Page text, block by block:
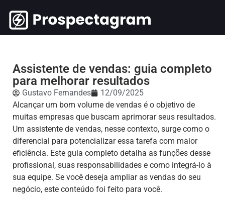
Assistente de vendas: guia completo
para melhorar resultados
Gustavo Fernandes
12/09/2025
Alcançar um bom volume de vendas é o objetivo de
muitas empresas que buscam aprimorar seus resultados.
Um assistente de vendas, nesse contexto, surge como o
diferencial para potencializar essa tarefa com maior
eficiência. Este guia completo detalha as funções desse
profissional, suas responsabilidades e como integrá-lo à
sua equipe. Se você deseja ampliar as vendas do seu
negócio, este conteúdo foi feito para você.